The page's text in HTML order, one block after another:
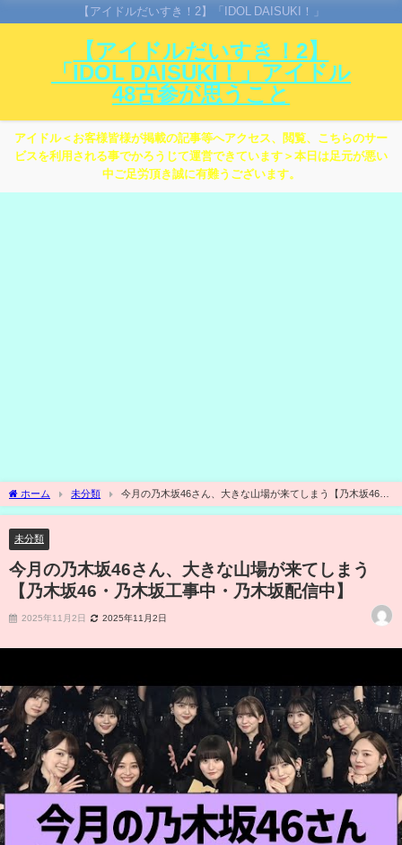
【アイドルだいすき！2】「IDOL DAISUKI！」
【アイドルだいすき！2】
「IDOL DAISUKI！」アイドル
48古参が思うこと
アイドル＜お客様皆様が掲載の記事等へアクセス、閲覧、こちらのサー
ビスを利用される事でかろうじて運営できています＞本日は足元が悪い
中ご足労頂き誠に有難うございます。
ホーム 未分類
今月の乃木坂46さん、大きな山場が来てしまう【乃木坂46・
乃木坂工事中・乃木坂配信中】
未分類
今月の乃木坂46さん、大きな山場が来てしまう
【乃木坂46・乃木坂工事中・乃木坂配信中】
2025年11月2日 2025年11月2日